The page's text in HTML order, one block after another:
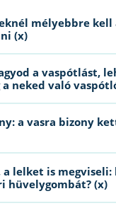
mélyebbre kell
(x)
a vaspótlást,
neked való
a vasra bizony
lelket is megviseli:
hüvelygombát? (x)